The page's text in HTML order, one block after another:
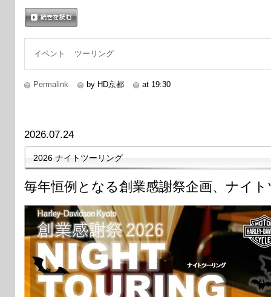
イベント ツーリング
Permalink by HD京都 at 19:30
2026.07.24
2026 ナイトツーリング
毎年恒例となる創業感謝祭企画、ナイ